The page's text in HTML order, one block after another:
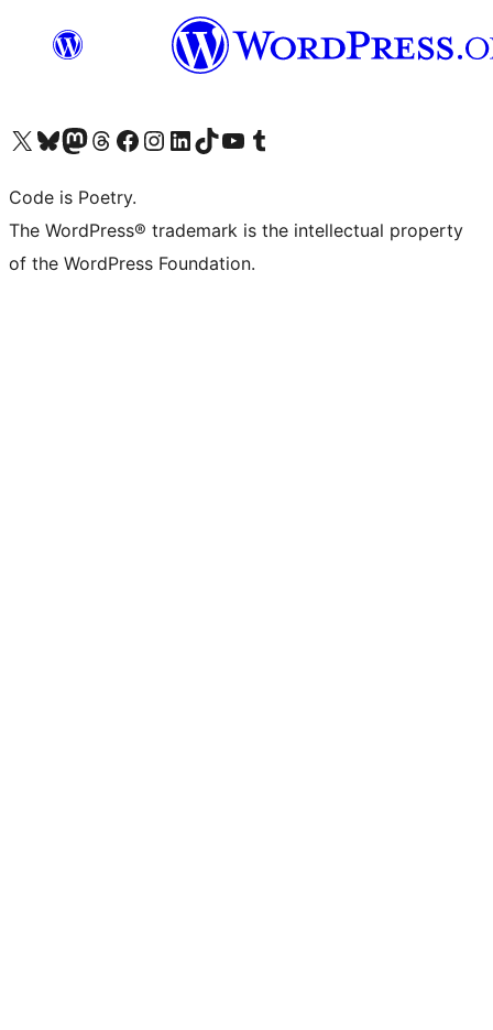
Visita il nostro account X (ex Twitter)
Visita il nostro account Bluesky
Visita il nostro account Mastodon
Visita il nostro account Threads
Visita la nostra pagina Facebook
Visita il nostro account Instagram
Visita il nostro account LinkedIn
Visita il nostro account TikTok
Visita il nostro canale YouTube
Visita il nostro account Tumblr
Code is Poetry.
The WordPress® trademark is the intellectual property
of the WordPress Foundation.